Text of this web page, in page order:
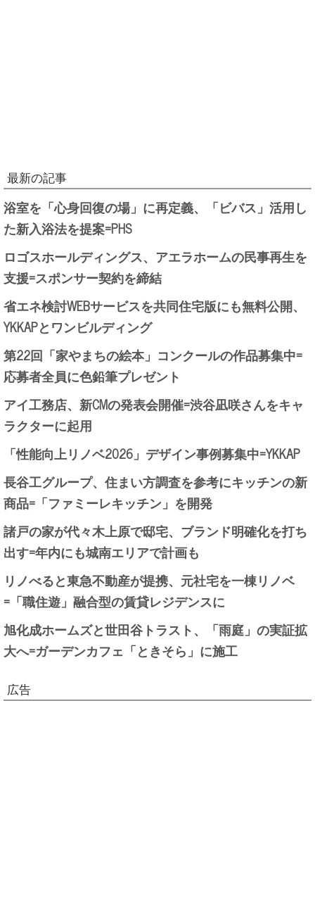
最新の記事
浴室を「心身回復の場」に再定義、「ビバス」活用し
た新入浴法を提案=PHS
ロゴスホールディングス、アエラホームの民事再生を
支援=スポンサー契約を締結
省エネ検討WEBサービスを共同住宅版にも無料公開、
YKKAPとワンビルディング
第22回「家やまちの絵本」コンクールの作品募集中=
応募者全員に色鉛筆プレゼント
アイ工務店、新CMの発表会開催=渋谷凪咲さんをキャ
ラクターに起用
「性能向上リノベ2026」デザイン事例募集中=YKKAP
長谷工グループ、住まい方調査を参考にキッチンの新
商品=「ファミーレキッチン」を開発
諸戸の家が代々木上原で邸宅、ブランド明確化を打ち
出す=年内にも城南エリアで計画も
リノべると東急不動産が提携、元社宅を一棟リノベ
=「職住遊」融合型の賃貸レジデンスに
旭化成ホームズと世田谷トラスト、「雨庭」の実証拡
大へ=ガーデンカフェ「ときそら」に施工
広告